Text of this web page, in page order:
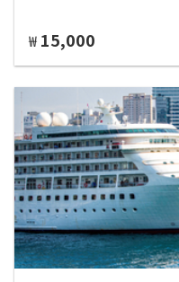
₩ 15,000